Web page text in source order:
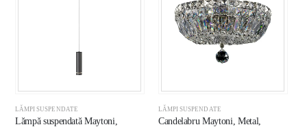
LĂMPI SUSPENDATE
Lămpă suspendată Maytoni,
LĂMPI SUSPENDATE
Candelabru Maytoni, Metal,